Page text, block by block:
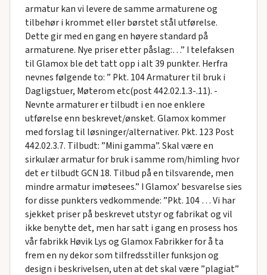
armatur kan vi levere de samme armaturene og
tilbehør i krommet eller børstet stål utførelse.
Dette gir med en gang en høyere standard på
armaturene. Nye priser etter påslag:…” I telefaksen
til Glamox ble det tatt opp i alt 39 punkter. Herfra
nevnes følgende to: ” Pkt. 104 Armaturer til bruk i
Dagligstuer, Møterom etc(post 442.02.1.3-.11). -
Nevnte armaturer er tilbudt i en noe enklere
utførelse enn beskrevet/ønsket. Glamox kommer
med forslag til løsninger/alternativer. Pkt. 123 Post
442.02.3.7. Tilbudt: ”Mini gamma”. Skal være en
sirkulær armatur for bruk i samme rom/himling hvor
det er tilbudt GCN 18. Tilbud på en tilsvarende, men
mindre armatur imøtesees.” I Glamox’ besvarelse sies
for disse punkters vedkommende: ”Pkt. 104 … Vi har
sjekket priser på beskrevet utstyr og fabrikat og vil
ikke benytte det, men har satt i gang en prosess hos
vår fabrikk Høvik Lys og Glamox Fabrikker for å ta
frem en ny dekor som tilfredsstiller funksjon og
design i beskrivelsen, uten at det skal være ”plagiat”